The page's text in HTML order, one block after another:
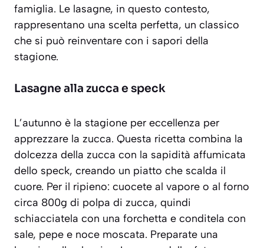
famiglia. Le lasagne, in questo contesto,
rappresentano una scelta perfetta, un classico
che si può reinventare con i sapori della
stagione.
Lasagne alla zucca e speck
L’autunno è la stagione per eccellenza per
apprezzare la zucca. Questa ricetta combina la
dolcezza della zucca con la sapidità affumicata
dello speck, creando un piatto che scalda il
cuore. Per il ripieno: cuocete al vapore o al forno
circa 800g di polpa di zucca, quindi
schiacciatela con una forchetta e conditela con
sale, pepe e noce moscata. Preparate una